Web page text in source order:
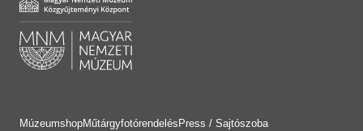
MúzeumshopMűtárgyfotórendelés Press / Sajtószoba